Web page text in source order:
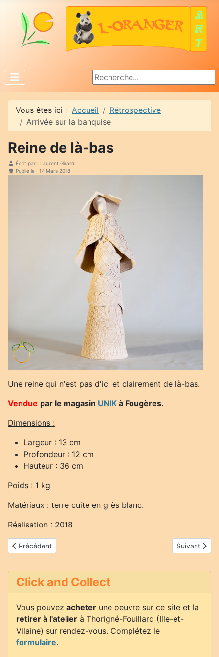
Rechercher
Vous êtes ici : Accueil
Rétrospective
Arrivée sur la banquise
Reine de là-bas
Écrit par : Laurent Girard
Publié le : 14 Mars 2018
Une reine qui n'est pas d'ici et clairement de là-bas.
Vendue par le magasin UNIK à Fougères.
Dimensions :
Largeur : 13 cm
Profondeur : 12 cm
Hauteur : 36 cm
Poids : 1 kg
Matériaux : terre cuite en grès blanc.
Réalisation : 2018
Article précédent : Rhino blanc
Précédent Article
Suivant
Click and Collect
Vous pouvez acheter une oeuvre sur ce site et la
retirer à l'atelier à Thorigné-Fouillard (Ille-et-
Vilaine) sur rendez-vous. Complétez le
formulaire.